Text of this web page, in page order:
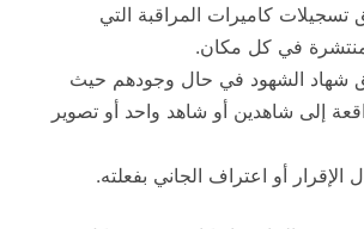
كاميرات المراقبة التي
في كل مكان.
شهاد الشهود في حال وجودهم حيث
إلى شاهدين أو شاهد واحد أو تصوير
الإقرار أو اعتراف الجاني بفعلته.